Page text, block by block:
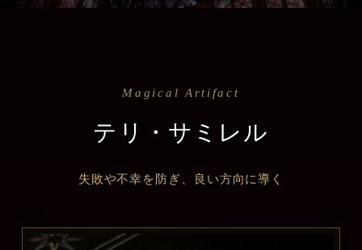
Magical Artifact
テリ・サミレル
失敗や不幸を防ぎ、良い方向に導く